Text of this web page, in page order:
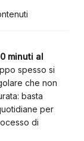
minuti al
spesso si
che non
basta
per
di